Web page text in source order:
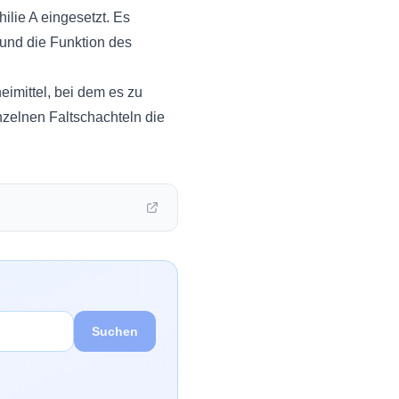
A eingesetzt. Es
die Funktion des
bei dem es zu
Faltschachteln die
Suchen